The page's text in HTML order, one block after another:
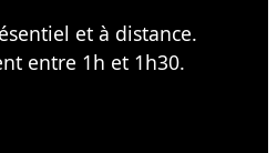
et à distance.
entre 1h et 1h30.